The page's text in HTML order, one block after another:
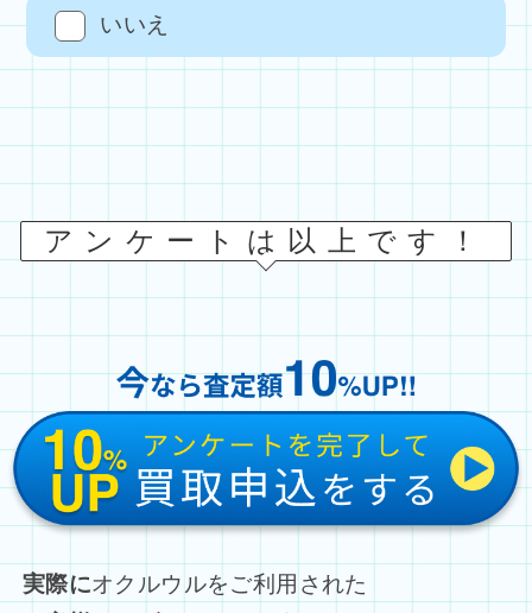
いいえ
アンケートは以上です！
実際にオクルウルをご利用された